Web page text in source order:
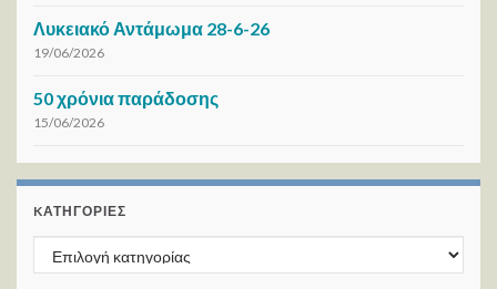
Λυκειακό Αντάμωμα 28-6-26
19/06/2026
50 χρόνια παράδοσης
15/06/2026
KΑΤΗΓΟΡΊΕΣ
Kατηγορίες